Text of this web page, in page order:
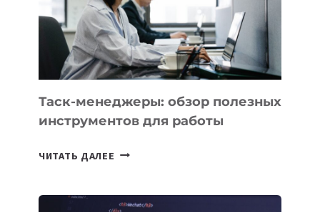
ДО
102
СТРАН
Таск-менеджеры: обзор полезных
инструментов для работы
ЧИТАТЬ ДАЛЕЕ ТАСК-
ПОЛЕЗНЫХ